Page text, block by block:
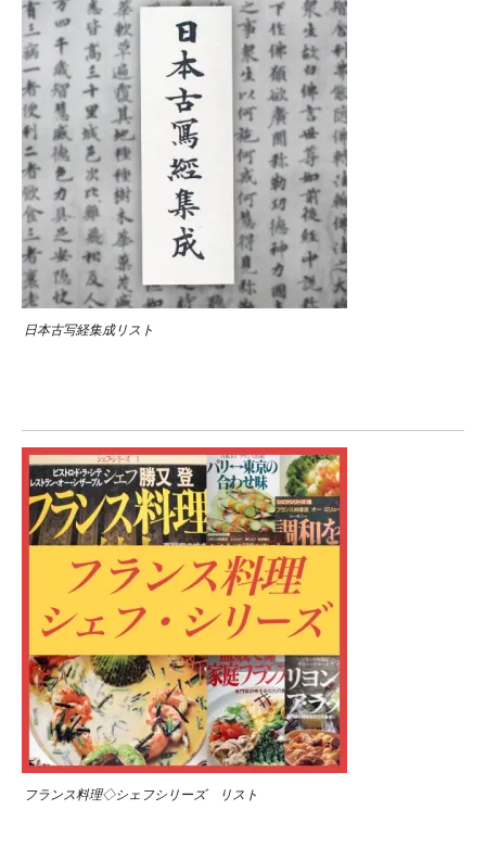
日本古写経集成リスト
フランス料理◇シェフシリーズ リスト